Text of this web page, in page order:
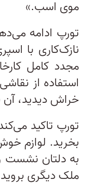
موی اسب.»
تورپ ادامه
نازک‌کاری با
استفاده از
خراش دیدید،
تورپ تاکید
بخرید. لوازم
به دلتان نشست
ملک دیگری